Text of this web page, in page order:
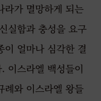
라가 멸망하게 되는
실함과 충성을 요구
이 얼마나 심각한 결
이스라엘 백성들이
례와 이스라엘 왕들